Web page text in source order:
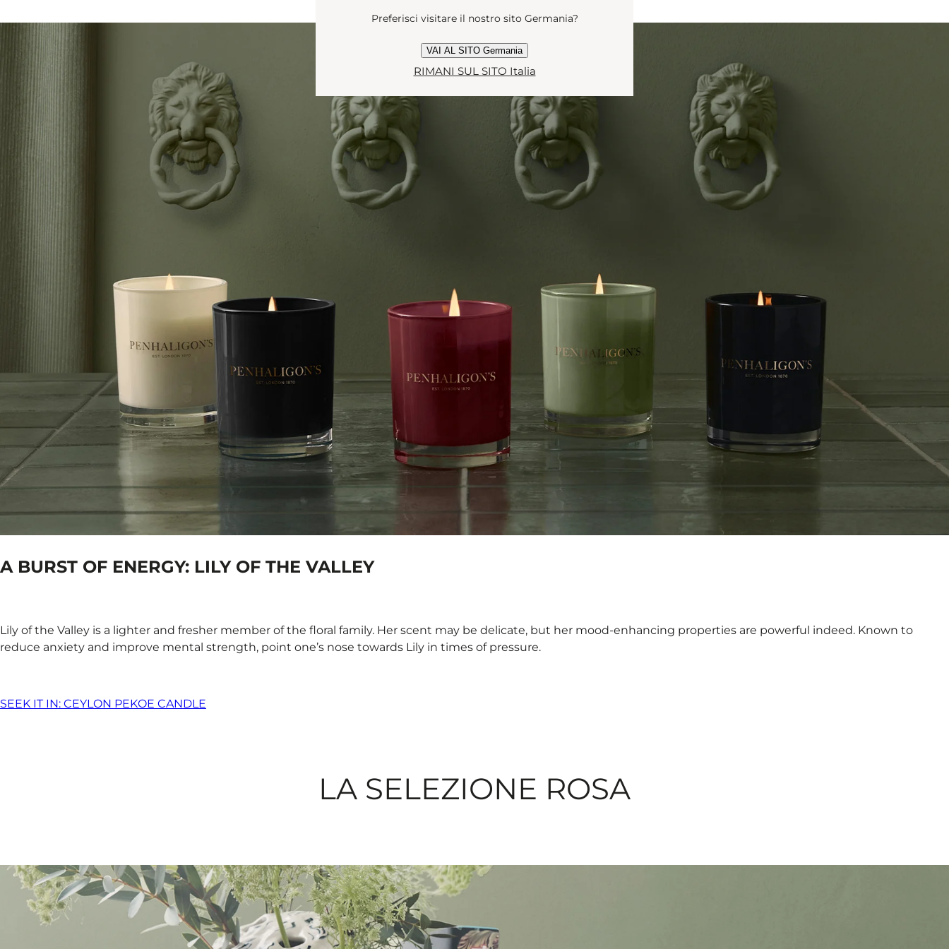
A BURST OF ENERGY: LILY OF THE VALLEY
Lily of the Valley is a lighter and fresher member of the floral family. Her scent may be delicate, but her mood-enhancing properties are powerful indeed. Known to
reduce anxiety and improve mental strength, point one’s nose towards Lily in times of pressure.​
SEEK IT IN: CEYLON PEKOE CANDLE
LA SELEZIONE ROSA
Preferisci visitare il nostro sito Germania?
VAI AL SITO Germania
RIMANI SUL SITO Italia